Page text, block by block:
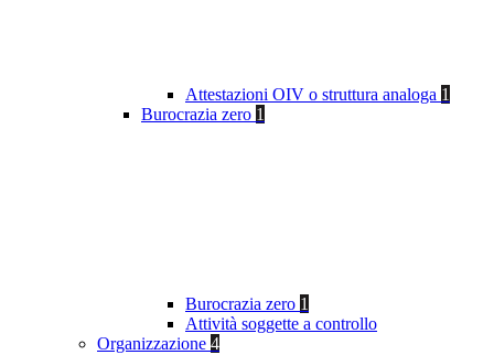
Attestazioni OIV o struttura analoga 1
Burocrazia zero 1
Burocrazia zero 1
Attività soggette a controllo
Organizzazione 4